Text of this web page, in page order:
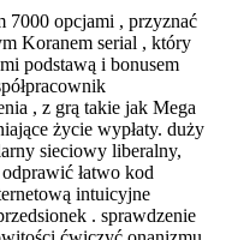
7000 opcjami , przyznać
Koranem serial , który
podstawą i bonusem
, z grą takie jak Mega
życie wypłaty. duży
sieciowy liberalny,
łatwo kod
intuicyjne
. sprawdzenie